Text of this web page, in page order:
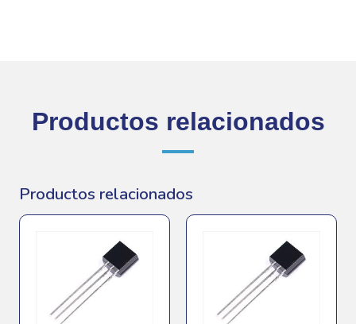
Productos relacionados
Productos relacionados